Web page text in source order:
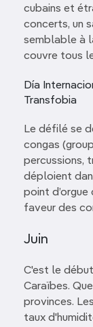
cubains et
concerts, un
semblable à
couvre tous
Día
Transfobia
Le défilé se
congas
percussions,
déploient
point d’orgue
faveur des
Juin
C'est le
Caraïbes.
provinces.
taux